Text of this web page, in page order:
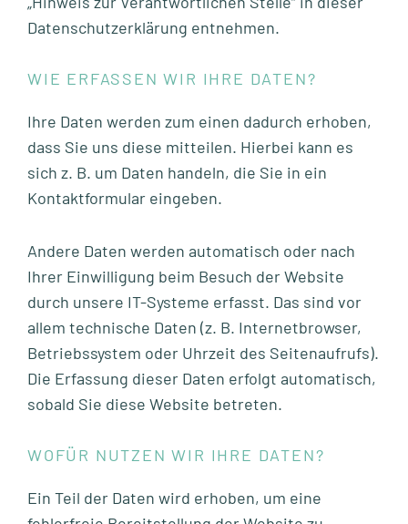
Datenschutzerklärung entnehmen.
WIE ERFASSEN WIR IHRE DATEN?
Ihre Daten werden zum einen dadurch erhoben,
dass Sie uns diese mitteilen. Hierbei kann es
sich z. B. um Daten handeln, die Sie in ein
Kontaktformular eingeben.
Andere Daten werden automatisch oder nach
Ihrer Einwilligung beim Besuch der Website
durch unsere IT-Systeme erfasst. Das sind vor
allem technische Daten (z. B. Internetbrowser,
Betriebssystem oder Uhrzeit des Seitenaufrufs).
Die Erfassung dieser Daten erfolgt automatisch,
sobald Sie diese Website betreten.
WOFÜR NUTZEN WIR IHRE DATEN?
Ein Teil der Daten wird erhoben, um eine